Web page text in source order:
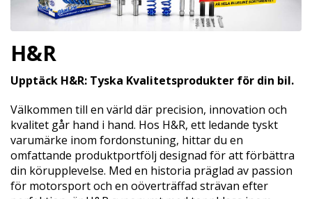
H&R
Upptäck H&R: Tyska Kvalitetsprodukter för din bil.
Välkommen till en värld där precision, innovation och
kvalitet går hand i hand. Hos H&R, ett ledande tyskt
varumärke inom fordonstuning, hittar du en
omfattande produktportfölj designad för att förbättra
din körupplevelse. Med en historia präglad av passion
för motorsport och en oöverträffad strävan efter